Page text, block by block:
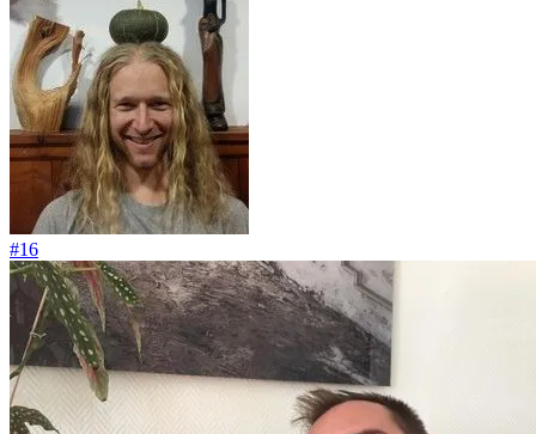
#16